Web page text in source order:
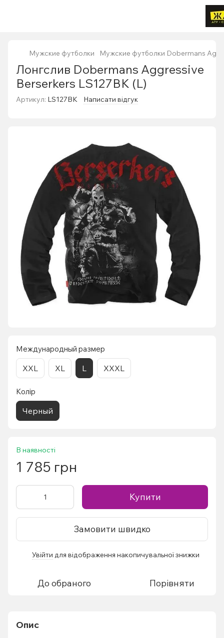
Мужские футболки Мужские футболки Dobermans
Лонгслив Dobermans Aggressive
Berserkers LS127BK (L)
Артикул: LS127BK Написати відгук
Международный размер
XXL XL L XXXL
Колір
Черный
В наявності
1 785 грн
Купити
Замовити швидко
Увійти для відображення накопичувальної знижки
До обраного Порівняти
Опис